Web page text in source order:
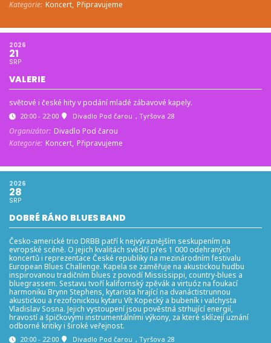
Kategorie: Koncert, Připravujeme
2026
21
SRP
VALERIE
světové i české hity v podání mladé zábavové kapely.
20:00 - 22:00 Divadlo Pod čarou , Tyršova 28
Organizátor: Divadlo Pod čarou
Kategorie: Koncert, Připravujeme
2026
28
SRP
DOBRÉ RÁNO BLUES BAND
Česko-americké trio DRBB patří k nejvýraznějším seskupením na
evropské scéně. O jejich kvalitách svědčí přes 1 000 odehraných
koncertů i reprezentace České republiky na mezinárodním festivalu
European Blues Challenge. Kapela se zaměřuje na akustickou hudbu
inspirovanou tradičním blues z povodí Mississippi, country-blues a
bluegrassem. Sestavu tvoří kalifornský zpěvák a virtuóz na foukací
harmoniku Brynn Stephens, kytarista hrající na dvanáctistrunnou
akustickou a rezofonickou kytaru Vít Kopecký a bubeník i valchysta
Vladislav Sosna. Jejich vystoupení jsou pověstná strhující energií,
hravostí a špičkovými instrumentálními výkony, za které sklízejí uznání
odborné kritiky i široké veřejnost.
20:00 - 22:00 Divadlo Pod čarou , Tyršova 28